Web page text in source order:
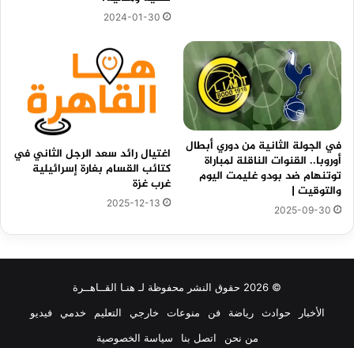
2024-01-30
في الجولة الثانية من دوري أبطال
أوروبا.. القنوات الناقلة لمباراة
توتنهام ضد بودو غليمت اليوم
والتوقيت |
2025-09-30
اغتيال رائد سعد الرجل الثاني في
كتائب القسام بغارة إسرائيلية
غرب غزة
2025-12-13
© 2026 حقوق النشر محفوظة لـ هنـا القــاهــرة
الأخبار
حوادث رياضة فن منوعات خارجي التعليم خدمي
فيديو
من نحن
اتصل بنا سياسة الخصوصية